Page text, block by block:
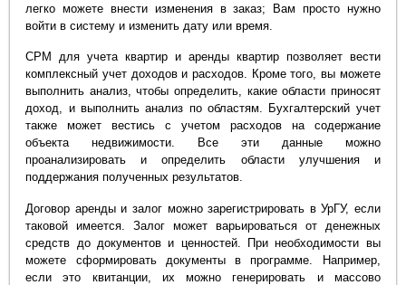
легко можете внести изменения в заказ; Вам просто нужно
войти в систему и изменить дату или время.
СРМ для учета квартир и аренды квартир позволяет вести
комплексный учет доходов и расходов. Кроме того, вы можете
выполнить анализ, чтобы определить, какие области приносят
доход, и выполнить анализ по областям. Бухгалтерский учет
также может вестись с учетом расходов на содержание
объекта недвижимости. Все эти данные можно
проанализировать и определить области улучшения и
поддержания полученных результатов.
Договор аренды и залог можно зарегистрировать в УрГУ, если
таковой имеется. Залог может варьироваться от денежных
средств до документов и ценностей. При необходимости вы
можете сформировать документы в программе. Например,
если это квитанции, их можно генерировать и массово